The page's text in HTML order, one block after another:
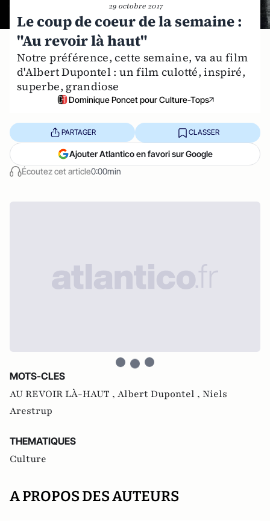
29 octobre 2017
Le coup de coeur de la semaine :
"Au revoir là haut"
Notre préférence, cette semaine, va au film
d'Albert Dupontel : un film culotté, inspiré,
superbe, grandiose
Dominique Poncet pour Culture-Tops
Écoutez cet article0:00min
PARTAGER CLASSER
Ajouter Atlantico en favori sur Google
MOTS-CLES
AU REVOIR LÀ-HAUT , Albert Dupontel , Niels
Arestrup
THEMATIQUES
Culture
A PROPOS DES AUTEURS